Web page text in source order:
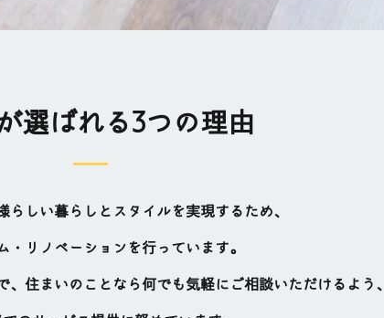
が選ばれる3つの理由
らしい暮らしとスタイルを実現するため、
・リノベーションを行っています。
、住まいのことなら何でも気軽にご相談いただけるよう、